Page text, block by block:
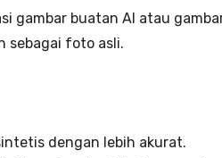
buatan AI atau
sebagai foto asli.
dengan lebih akurat.